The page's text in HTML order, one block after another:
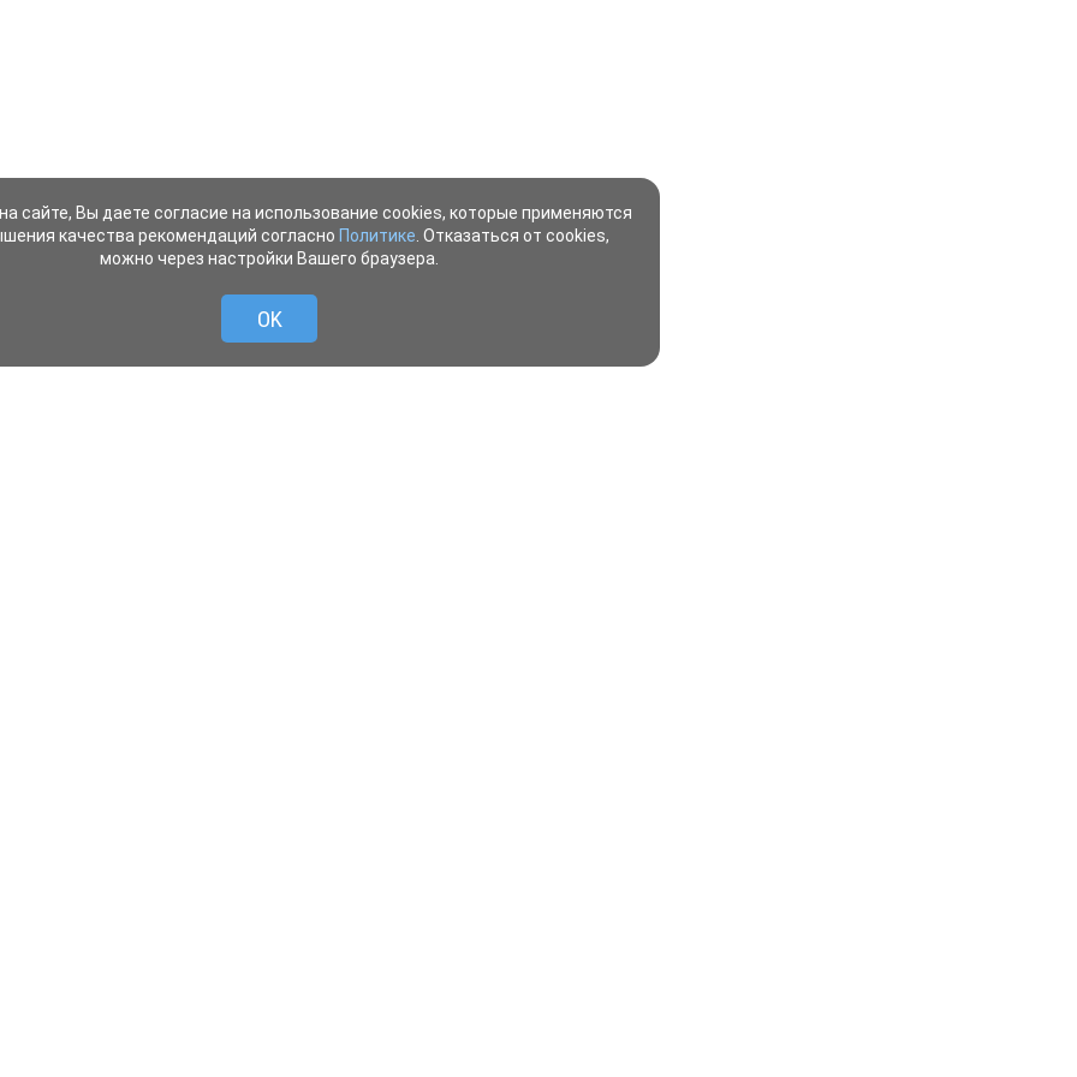
сайте, Вы даете согласие на использование cookies, которые применяются
качества рекомендаций согласно Политике . Отказаться от cookies,
можно через настройки Вашего браузера.
OK